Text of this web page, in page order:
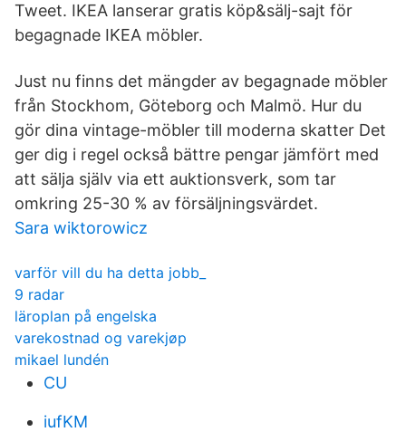
Tweet. IKEA lanserar gratis köp&sälj-sajt för
begagnade IKEA möbler.
Just nu finns det mängder av begagnade möbler
från Stockhom, Göteborg och Malmö. Hur du
gör dina vintage-möbler till moderna skatter Det
ger dig i regel också bättre pengar jämfört med
att sälja själv via ett auktionsverk, som tar
omkring 25-30 % av försäljningsvärdet.
Sara wiktorowicz
varför vill du ha detta jobb_
9 radar
läroplan på engelska
varekostnad og varekjøp
mikael lundén
CU
iufKM